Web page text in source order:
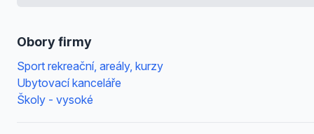
Obory firmy
Sport rekreační, areály, kurzy
Ubytovací kanceláře
Školy - vysoké